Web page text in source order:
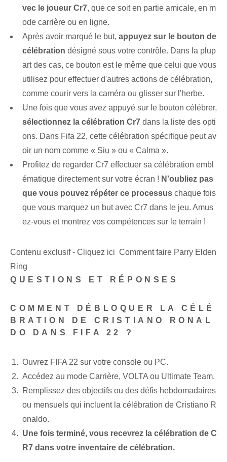
vec le joueur Cr7, que ce soit en partie amicale, en m
ode carrière ou en ligne.
Après avoir marqué le but, appuyez sur le bouton de
célébration désigné sous votre contrôle. Dans la plup
art des cas, ce bouton est le même que celui que vous
utilisez pour effectuer d'autres actions de célébration,
comme courir vers la caméra ou glisser sur l'herbe.
Une fois que vous avez appuyé sur le bouton célébrer,
sélectionnez la célébration Cr7 dans la liste des opti
ons. Dans Fifa 22, cette célébration spécifique peut av
oir un nom comme « Siu » ou « Calma ».
Profitez de regarder Cr7 effectuer sa célébration embl
ématique directement sur votre écran ! N'oubliez pas
que vous pouvez répéter ce processus chaque fois
que vous marquez un but avec Cr7 dans le jeu. Amus
ez-vous et montrez vos compétences sur le terrain !
Contenu exclusif - Cliquez ici Comment faire Parry Elden
Ring
QUESTIONS ET RÉPONSES
COMMENT DÉBLOQUER LA CÉLÉ
BRATION DE CRISTIANO RONAL
DO DANS FIFA 22 ?
Ouvrez FIFA 22 sur votre console ou PC.
Accédez au mode Carrière, VOLTA ou Ultimate Team.
Remplissez des objectifs ou des défis hebdomadaires
ou mensuels qui incluent la célébration de Cristiano R
onaldo.
Une fois terminé, vous recevrez la célébration de C
R7 dans votre inventaire de célébration.